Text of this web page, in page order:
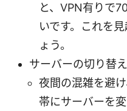
と、VPN有りで
いです。これを
ょう。
サーバーの切り替
夜間の混雑を避
帯にサーバーを